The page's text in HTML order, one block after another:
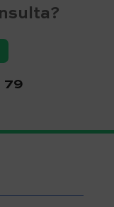
79